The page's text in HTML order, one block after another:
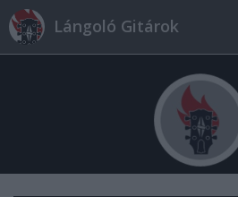
Lángoló Gitárok